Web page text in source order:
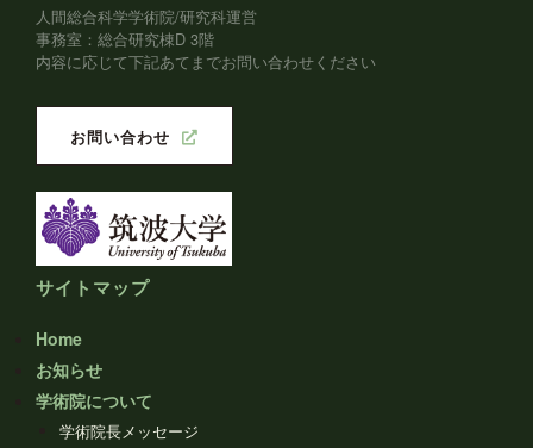
人間総合科学学術院/研究科運営
事務室：総合研究棟D 3階
内容に応じて下記あてまでお問い合わせください
お問い合わせ
サイトマップ
Home
お知らせ
学術院について
学術院長メッセージ